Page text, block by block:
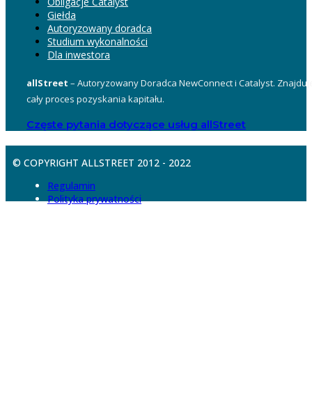
Giełda
Autoryzowany doradca
Studium wykonalności
Dla inwestora
allStreet – Autoryzowany Doradca NewConnect i Catalyst.
cały proces pozyskania kapitału.
Częste pytania dotyczące usług allStreet
© COPYRIGHT ALLSTREET 2012 - 2022
Regulamin
Polityka prywatności